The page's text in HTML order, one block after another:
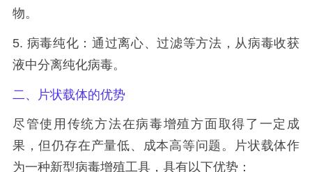
物。
5. 病毒纯化：通过离心、过滤等方法，从病毒收获
液中分离纯化病毒。
二、片状载体的优势
尽管使用传统方法在病毒增殖方面取得了一定成
果，但仍存在产量低、成本高等问题。片状载体作
为一种新型病毒增殖工具，具有以下优势：